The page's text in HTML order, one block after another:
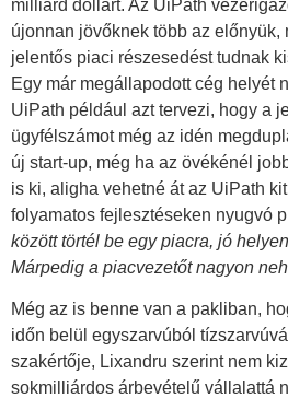
milliárd dollárt. Az UiPath
újonnan jövőknek több az előnyük,
jelentős piaci részesedést tudnak
Egy már megállapodott cég helyét
UiPath például azt tervezi, hogy a
ügyfélszámot még az idén
új start-up, még ha az övékénél
is ki, aligha vehetné át az UiPath
folyamatos fejlesztéseken nyugvó
között törtél be egy piacra, jó
Márpedig a piacvezetőt nagyon
Még az is benne van a pakliban,
időn belül egyszarvúból
szakértője, Lixandru szerint nem
sokmilliárdos árbevételű vállalattá